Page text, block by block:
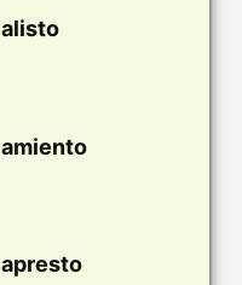
alisto
amiento
apresto